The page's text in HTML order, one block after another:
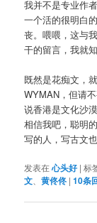
我并不是专业作
一个活的很明白
丧。喂喂，这与
干的留言，我就
既然是花痴文，
WYMAN，但请
说香港是文化沙
相信我吧，聪明
写的人，写古文也
发表在心头好 |标
文 、黄佟佟 |10条